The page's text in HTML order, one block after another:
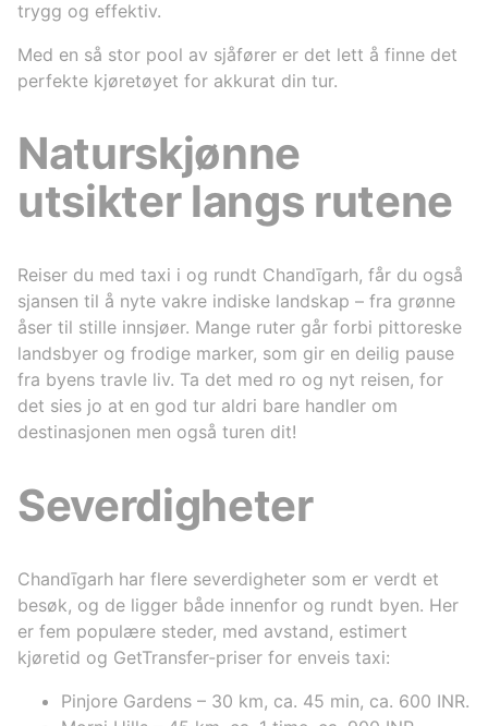
trygg og effektiv.
Med en så stor pool av sjåfører er det lett å finne det
perfekte kjøretøyet for akkurat din tur.
Naturskjønne
utsikter langs rutene
Reiser du med taxi i og rundt Chandīgarh, får du også
sjansen til å nyte vakre indiske landskap – fra grønne
åser til stille innsjøer. Mange ruter går forbi pittoreske
landsbyer og frodige marker, som gir en deilig pause
fra byens travle liv. Ta det med ro og nyt reisen, for
det sies jo at en god tur aldri bare handler om
destinasjonen men også turen dit!
Severdigheter
Chandīgarh har flere severdigheter som er verdt et
besøk, og de ligger både innenfor og rundt byen. Her
er fem populære steder, med avstand, estimert
kjøretid og GetTransfer-priser for enveis taxi:
Pinjore Gardens – 30 km, ca. 45 min, ca. 600 INR.